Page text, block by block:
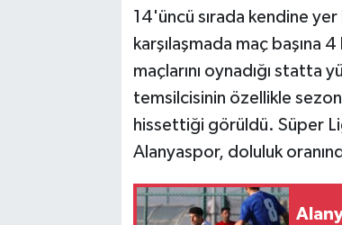
14'üncü sırada kendine
karşılaşmada maç
maçlarını oynadığı statta
temsilcisinin özellikle
hissettiği görüldü. Süper
Alanyaspor, doluluk